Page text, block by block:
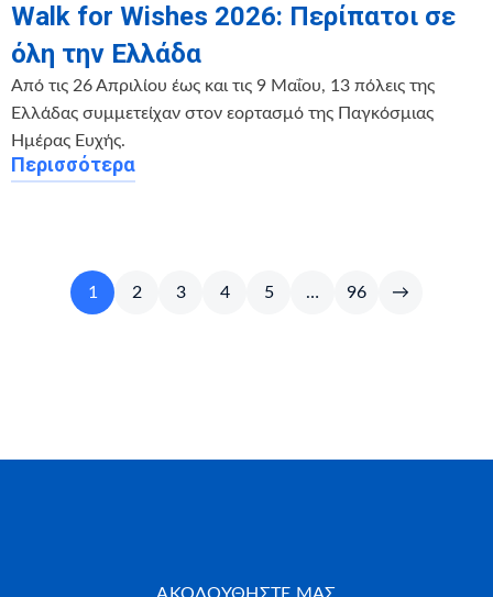
Walk for Wishes 2026: Περίπατοι σε
όλη την Ελλάδα
Από τις 26 Απριλίου έως και τις 9 Μαΐου, 13 πόλεις της
Ελλάδας συμμετείχαν στον εορτασμό της Παγκόσμιας
Ημέρας Ευχής.
Περισσότερα
1 2 3 4 5 … 96 →